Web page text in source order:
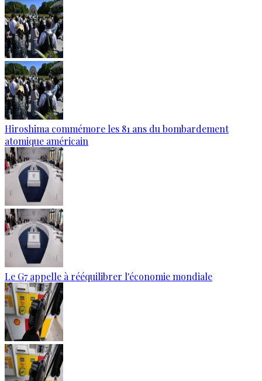
Hiroshima commémore les 81 ans du bombardement
atomique américain
Le G7 appelle à rééquilibrer l'économie mondiale